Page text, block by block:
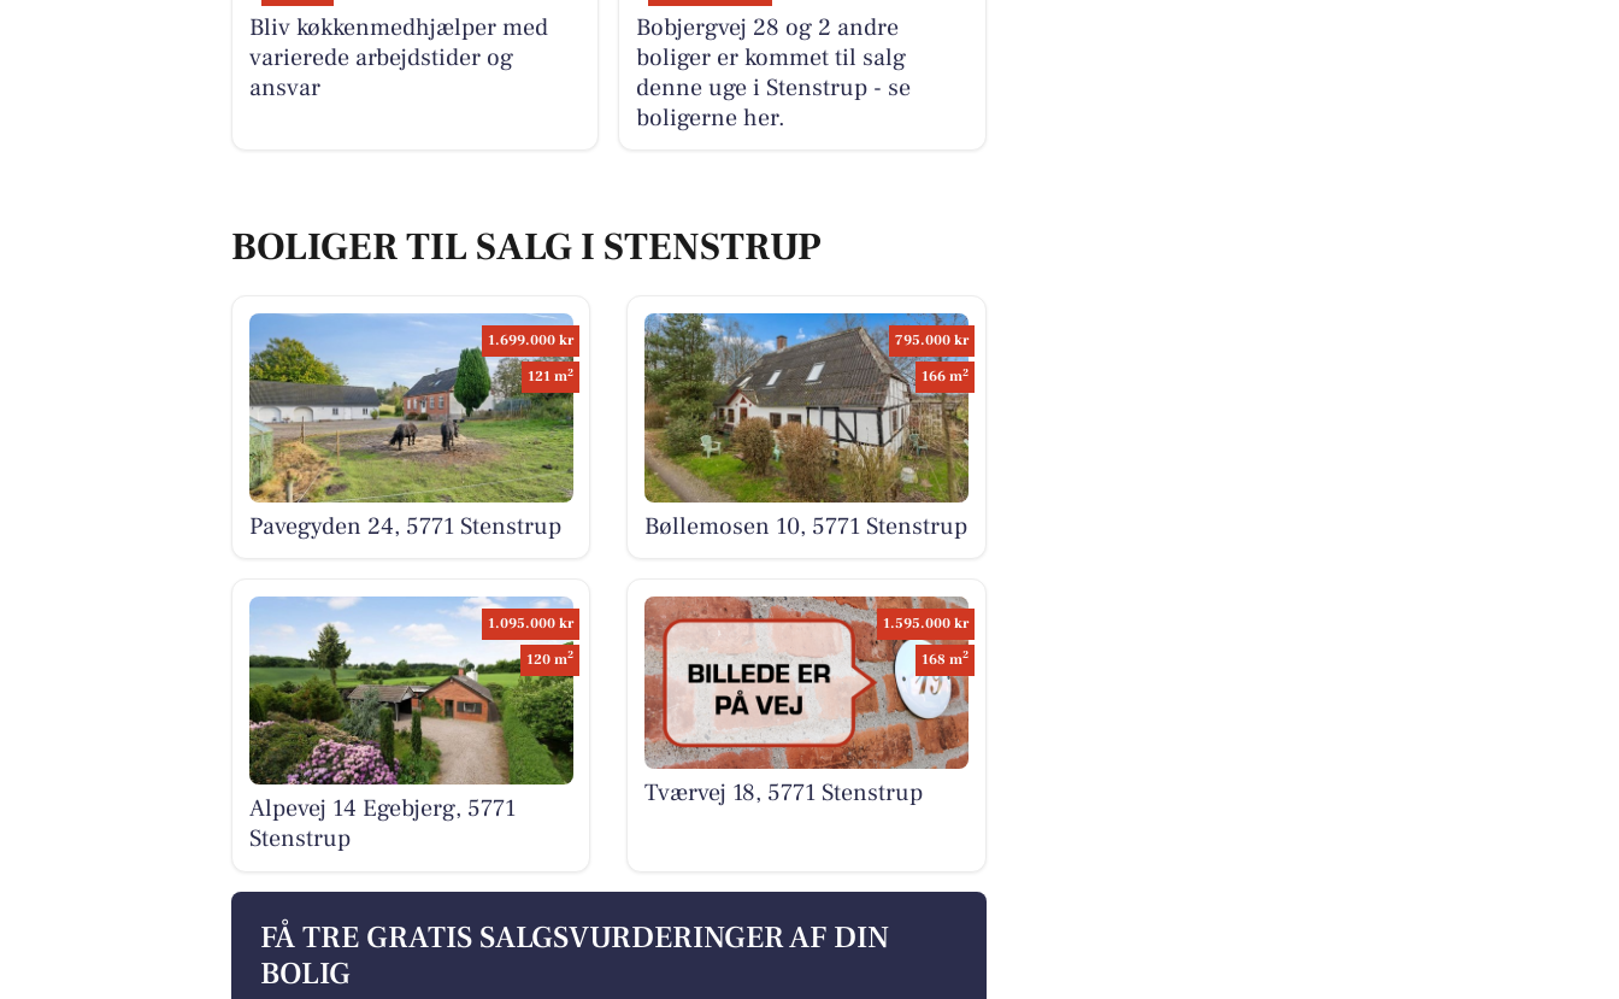
Bliv køkkenmedhjælper med
varierede arbejdstider og
ansvar
Bobjergvej 28 og 2 andre
boliger er kommet til salg
denne uge i Stenstrup - se
boligerne her.
BOLIGER TIL SALG I STENSTRUP
1.699.000 kr
121 m2
Pavegyden 24, 5771 Stenstrup
795.000 kr
166 m2
Bøllemosen 10, 5771 Stenstrup
1.095.000 kr
120 m2
Alpevej 14 Egebjerg, 5771
Stenstrup
1.595.000 kr
168 m2
Tværvej 18, 5771 Stenstrup
FÅ TRE GRATIS SALGSVURDERINGER AF DIN
BOLIG